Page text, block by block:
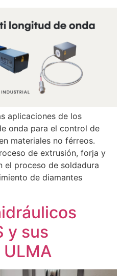
aplicaciones de los
onda para el control de
materiales no férreos.
de extrusión, forja y
el proceso de soldadura
de diamantes
y sus